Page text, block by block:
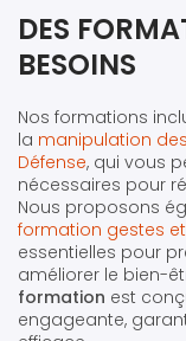
DES
BESOINS
Nos formations
la manipulation
Défense, qui vous
nécessaires pour
Nous proposons
formation gestes
essentielles pour
améliorer le bien-
formation est
engageante,